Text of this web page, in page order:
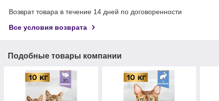
Возврат товара в течение 14 дней по договоренности
Все условия возврата
Подобные товары компании